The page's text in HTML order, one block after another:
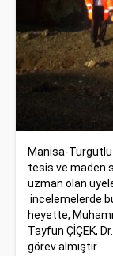
Manisa-Turgutlu
tesis ve maden
uzman olan
incelemelerde
heyette,
Tayfun ÇİÇEK,
görev almıştır.